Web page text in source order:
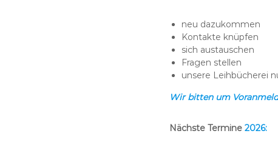
neu dazukommen
Kontakte knüpfen
sich austauschen
Fragen stellen
unsere Leihbücherei
Wir bitten um
Nächste Termine 2026: